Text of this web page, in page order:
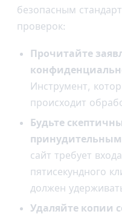
безопасным
проверок:
Прочитайте
Инструмент,
происходит
Будьте
сайт требует
пятисекундного
должен
Удаляйте копии